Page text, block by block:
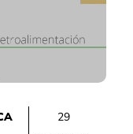
29